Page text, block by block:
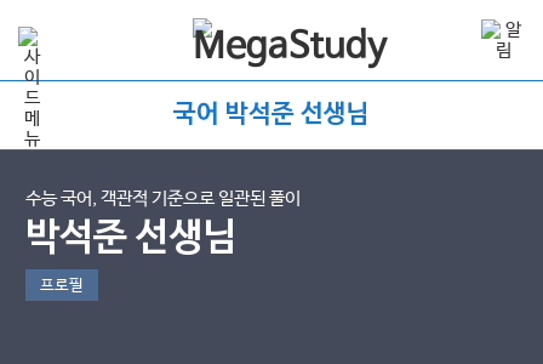
국어 박석준 선생님
수능 국어, 객관적 기준으로 일관된 풀이
박석준 선생님
프로필